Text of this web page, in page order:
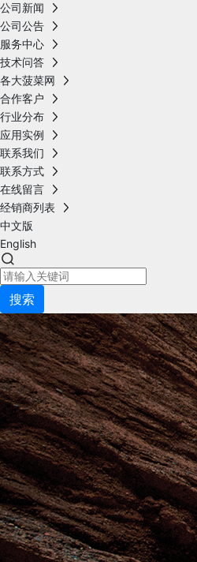
公司新闻
公司公告
服务中心
技术问答
各大菠菜网
合作客户
行业分布
应用实例
联系我们
联系方式
在线留言
经销商列表
中文版
English
搜索